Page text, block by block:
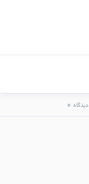
دیدگاه 0